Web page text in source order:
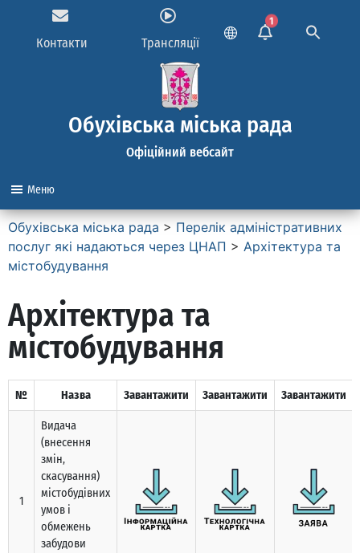
Контакти Трансляції
1
Обухівська міська рада
Офіційний вебсайт
Меню
Обухівська міська рада > Перелік адміністративних
послуг які надаються через ЦНАП > Архітектура та
містобудування
Архітектура та
містобудування
№ Назва Завантажити Завантажити Завантажити
1
Видача
(внесення
змін,
скасування)
містобудівних
умов і
обмежень
забудови